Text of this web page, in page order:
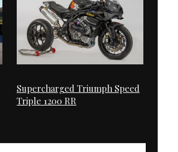
Supercharged Triumph Speed
Triple 1200 RR